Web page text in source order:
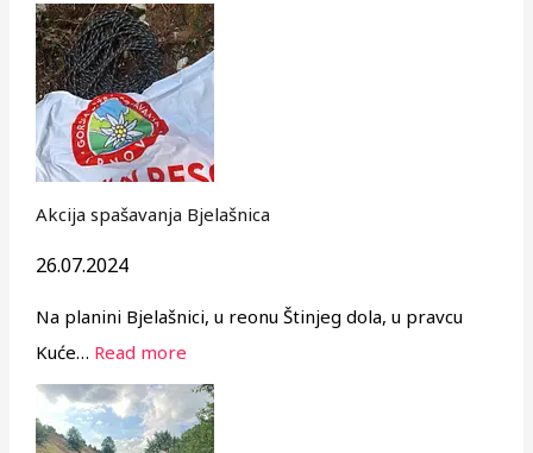
Akcija spašavanja Bjelašnica
26.07.2024
Na planini Bjelašnici, u reonu Štinjeg dola, u pravcu
Kuće… Read more